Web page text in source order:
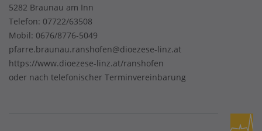
5282 Braunau am Inn
Telefon: 07722/63508
Mobil: 0676/8776-5049
pfarre.braunau.ranshofen@dioezese-linz.at
https://www.dioezese-linz.at/ranshofen
oder nach telefonischer Terminvereinbarung